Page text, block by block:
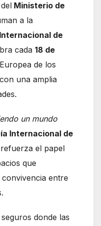
Ministerio de
a la
de
cada 18 de
de los
una amplia
un mundo
Internacional de
el papel
que
entre
donde las